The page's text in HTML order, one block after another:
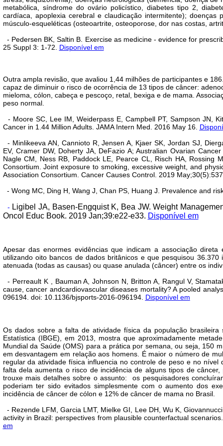
metabólica, síndrome do ovário policístico, diabetes tipo 2,
cardíaca, apoplexia cerebral e claudicação intermitente);
músculo-esqueléticas (osteoartrite, osteoporose, dor nas costas,
- Pedersen BK, Saltin B. Exercise as medicine - evidence for
25 Suppl 3: 1-72. Disponível em
Outra ampla revisão, que avaliou 1,44 milhões de participantes e
capaz de diminuir o risco de ocorrência de 13 tipos de câncer:
mieloma, cólon, cabeça e pescoço, retal, bexiga e de mama.
peso normal.
- Moore SC, Lee IM, Weiderpass E, Campbell PT, Sampson JN,
Cancer in 1.44 Million Adults. JAMA Intern Med. 2016 May 16.
- Minlikeeva AN, Cannioto R, Jensen A, Kjaer SK, Jordan SJ,
EV, Cramer DW, Doherty JA, DeFazio A; Australian Ovarian
Nagle CM, Ness RB, Paddock LE, Pearce CL, Risch HA, Rossing
Consortium. Joint exposure to smoking, excessive weight, and
Association Consortium. Cancer Causes Control. 2019
- Wong MC, Ding H, Wang J, Chan PS, Huang J. Prevalence and
- Ligibel JA, Basen-Engquist K, Bea JW. Weight
Oncol Educ Book. 2019 Jan;39:e22-e33. Disponível em
Apesar das enormes evidências que indicam a associação
utilizando oito bancos de dados britânicos e que pesquisou
atenuada (todas as causas) ou quase anulada (câncer) entre os
- Perreault K , Bauman A, Johnson N, Britton A, Rangul V,
cause, cancer andcardiovascular diseases mortality? A pooled
096194. doi: 10.1136/bjsports-2016-096194. Disponível em
Os dados sobre a falta de atividade física da população
Estatística (IBGE), em 2013, mostra que aproximadamente
Mundial da Saúde (OMS) para a prática por semana, ou seja, 150
em desvantagem em relação aos homens. É maior o número de
regular da atividade física influencia no controle de peso e no
falta dela aumenta o risco de incidência de alguns tipos de
trouxe mais detalhes sobre o assunto: os pesquisadores
poderiam ter sido evitados simplesmente com o aumento dos
incidência de câncer de cólon e 12% de câncer de mama no Brasil.
- Rezende LFM , Garcia LMT, Mielke GI , Lee DH , Wu K,
activity in Brazil: perspectives from plausible counterfactual
em